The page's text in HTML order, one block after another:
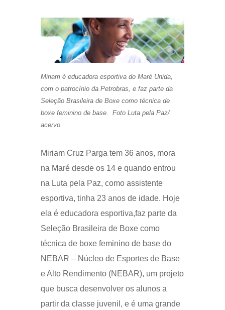
Miriam é educadora esportiva do Maré Unida,
com o patrocínio da Petrobras, e faz parte da
Seleção Brasileira de Boxe como técnica de
boxe feminino de base. Foto Luta pela Paz/
acervo
Miriam Cruz Parga tem 36 anos, mora
na Maré desde os 14 e quando entrou
na Luta pela Paz, como assistente
esportiva, tinha 23 anos de idade. Hoje
ela é educadora esportiva,faz parte da
Seleção Brasileira de Boxe como
técnica de boxe feminino de base do
NEBAR – Núcleo de Esportes de Base
e Alto Rendimento (NEBAR), um projeto
que busca desenvolver os alunos a
partir da classe juvenil, e é uma grande